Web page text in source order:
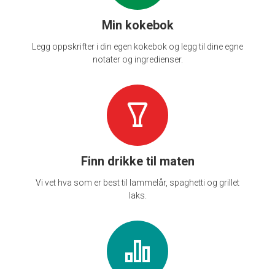
Min kokebok
Legg oppskrifter i din egen kokebok og legg til dine egne
notater og ingredienser.
Finn drikke til maten
Vi vet hva som er best til lammelår, spaghetti og grillet
laks.